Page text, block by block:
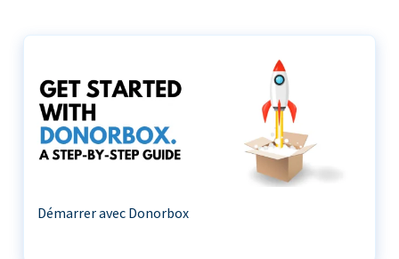
Démarrer avec Donorbox